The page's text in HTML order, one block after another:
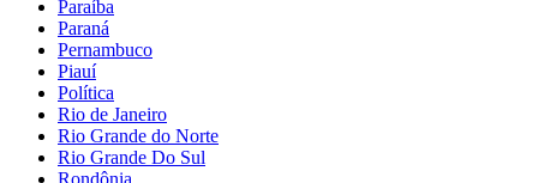
Paraíba
Paraná
Pernambuco
Piauí
Política
Rio de Janeiro
Rio Grande do Norte
Rio Grande Do Sul
Rondônia